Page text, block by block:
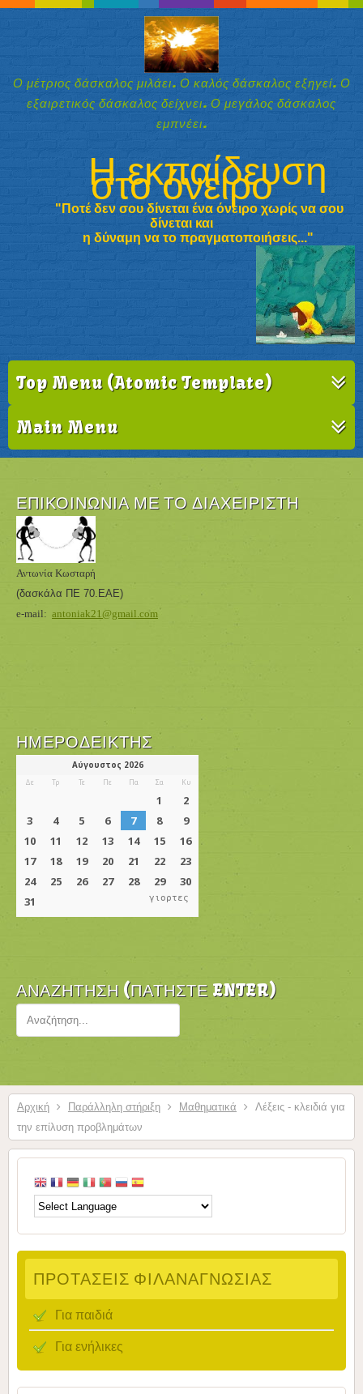
Ο μέτριος δάσκαλος μιλάει. Ο καλός δάσκαλος εξηγεί. Ο
εξαιρετικός δάσκαλος δείχνει. Ο μεγάλος δάσκαλος
εμπνέει.
Η εκπαίδευση
στο όνειρο
"Ποτέ δεν σου δίνεται ένα όνειρο χωρίς να σου
δίνεται και
η δύναμη να το πραγματοποιήσεις..."
Top Menu (Atomic Template)
Main Menu
ΕΠΙΚΟΙΝΩΝΊΑ ΜΕ ΤΟ ΔΙΑΧΕΙΡΙΣΤΉ
Αντωνία Κωσταρή
(δασκάλα ΠΕ 70.ΕΑΕ)
e-mail: antoniak21@gmail.com
ΗΜΕΡΟΔΕΊΚΤΗΣ
γιορτες
ΑΝΑΖΉΤΗΣΗ (ΠΑΤΉΣΤΕ ENTER)
Αρχική Παράλληλη στήριξη Μαθηματικά
Λέξεις - κλειδιά για
την επίλυση προβλημάτων
ΠΡΟΤΆΣΕΙΣ ΦΙΛΑΝΑΓΝΩΣΊΑΣ
Για παιδιά
Για ενήλικες